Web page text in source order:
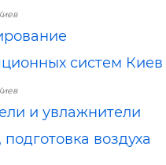
систем Киев
и увлажнители
подготовка воздуха